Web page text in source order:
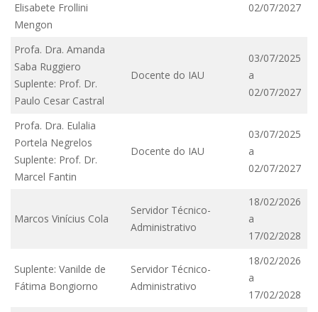
Elisabete Frollini
Mengon
02/07/2027
Profa. Dra. Amanda
Saba Ruggiero
Suplente: Prof. Dr.
Paulo Cesar Castral
Docente do IAU
03/07/2025
a
02/07/2027
Profa. Dra. Eulalia
Portela Negrelos
Suplente: Prof. Dr.
Marcel Fantin
Docente do IAU
03/07/2025
a
02/07/2027
Marcos Vinícius Cola
Servidor Técnico-
Administrativo
18/02/2026
a
17/02/2028
Suplente: Vanilde de
Fátima Bongiorno
Servidor Técnico-
Administrativo
18/02/2026
a
17/02/2028